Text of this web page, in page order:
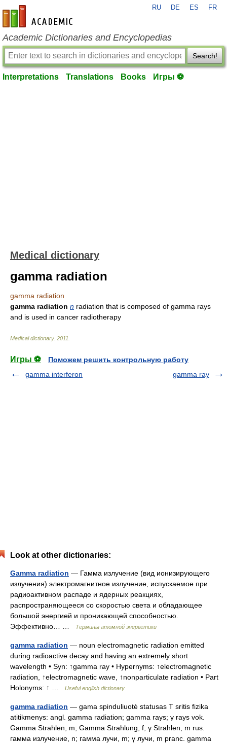
en-academic.com
RU DE ES FR
Academic Dictionaries and Encyclopedias
Search!
Interpretations Translations Books Игры ⚽
Medical dictionary
gamma radiation
gamma radiation
gamma radiation n radiation that is composed of gamma rays
and is used in cancer radiotherapy
Medical dictionary. 2011
Игры ⚽
Поможем решить контрольную работу
gamma interferon
gamma ray
Look at other dictionaries:
Gamma radiation — Гамма излучение (вид ионизирующего
излучения) электромагнитное излучение, испускаемое при
радиоактивном распаде и ядерных реакциях,
распространяющееся со скоростью света и обладающее
большой энергией и проникающей способностью.
Эффективно… …
Термины атомной энергетики
gamma radiation — noun electromagnetic radiation emitted
during radioactive decay and having an extremely short
wavelength • Syn: ↑gamma ray • Hypernyms: ↑electromagnetic
radiation, ↑electromagnetic wave, ↑nonparticulate radiation • Part
Holonyms: ↑ …
Useful english dictionary
gamma radiation — gama spinduliuotė statusas T sritis fizika
atitikmenys: angl. gamma radiation; gamma rays; γ rays vok.
Gamma Strahlen, m; Gamma Strahlung, f; γ Strahlen, m rus.
гамма излучение, n; гамма лучи, m; γ лучи, m pranc. gamma